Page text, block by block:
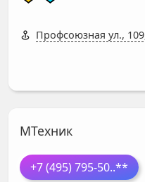
Профсоюзная ул.,
МТехник
+7 (495) 795-50..**